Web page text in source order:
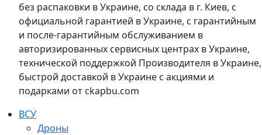
без распаковки в Украине, со склада в г. Киев, с
официальной гарантией в Украине, с гарантийным
и после-гарантийным обслуживанием в
авторизированных сервисных центрах в Украине,
технической поддержкой Производителя в Украине,
быстрой доставкой в Украине с акциями и
подарками от ckapbu.com
ВСУ
Дроны